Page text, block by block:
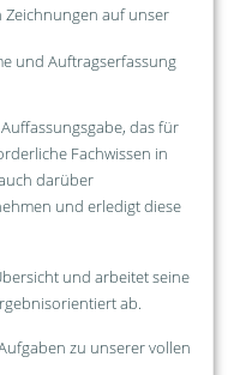
auf unser
und Auftragserfassung
das für
Fachwissen in
darüber
und erledigt diese
und arbeitet seine
ab.
zu unserer vollen